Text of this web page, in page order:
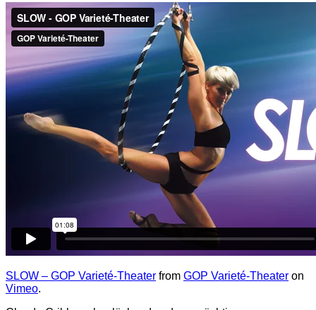
SLOW – GOP Varieté-Theater from GOP Varieté-Theater on
Vimeo.